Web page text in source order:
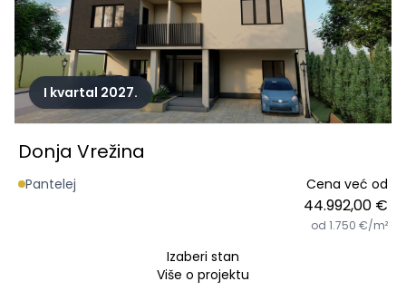
I kvartal 2027.
Donja Vrežina
Pantelej Cena već od
44.992,00 €
od 1.750 €/m²
Izaberi stan
Više o projektu